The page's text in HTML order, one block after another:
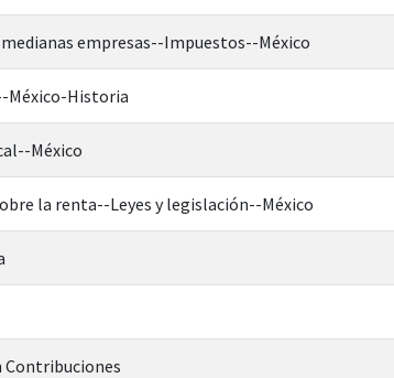
medianas empresas--Impuestos--México
México-Historia
México
la renta--Leyes y legislación--México
Contribuciones